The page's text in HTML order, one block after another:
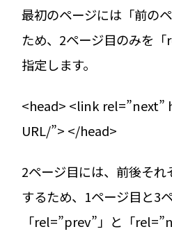
最初のページには「前の
ため、2ページ目のみを
指定します。
<head> <link rel=”next”
URL/”> </head>
2ページ目には、前後そ
するため、1ページ目と3
「rel=”prev”」と「